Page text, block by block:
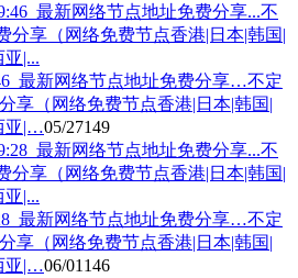
最新网络节点地址免费分享…不定
享（网络免费节点香港|日本|韩国|
亚|…05/27149
最新网络节点地址免费分享…不定
享（网络免费节点香港|日本|韩国|
亚|…06/01 146